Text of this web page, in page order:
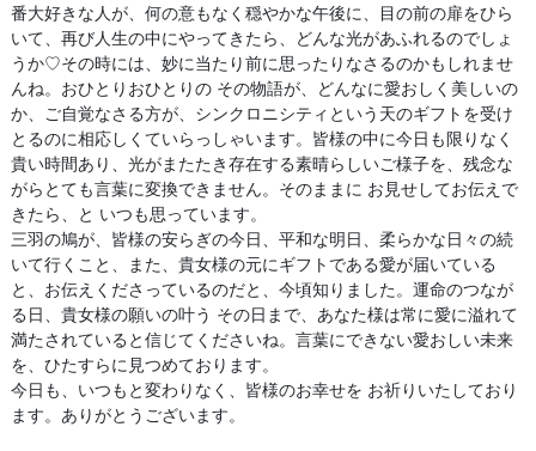
番大好きな人が、何の意もなく穏やかな午後に、目の前の扉をひら
いて、再び人生の中にやってきたら、どんな光があふれるのでしょ
うか♡その時には、妙に当たり前に思ったりなさるのかもしれませ
んね。おひとりおひとりの その物語が、どんなに愛おしく美しいの
か、ご自覚なさる方が、シンクロニシティという天のギフトを受け
とるのに相応しくていらっしゃいます。皆様の中に今日も限りなく
貴い時間あり、光がまたたき存在する素晴らしいご様子を、残念な
がらとても言葉に変換できません。そのままに お見せしてお伝えで
きたら、と いつも思っています。
三羽の鳩が、皆様の安らぎの今日、平和な明日、柔らかな日々の続
いて行くこと、また、貴女様の元にギフトである愛が届いている
と、お伝えくださっているのだと、今頃知りました。運命のつなが
る日、貴女様の願いの叶う その日まで、あなた様は常に愛に溢れて
満たされていると信じてくださいね。言葉にできない愛おしい未来
を、ひたすらに見つめております。
今日も、いつもと変わりなく、皆様のお幸せを お祈りいたしており
ます。ありがとうございます。